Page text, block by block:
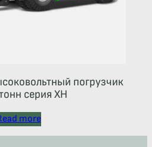
погрузчик
серия ХН
more